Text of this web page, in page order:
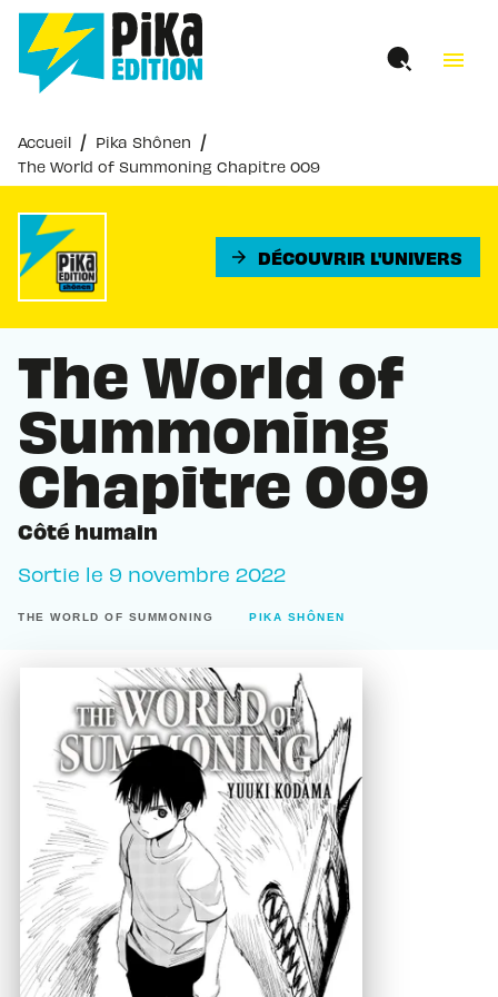
MENU RECHERCHE
PIED DE PAGE
menu
Accueil / Pika Shônen /
The World of Summoning Chapitre 009
arrow_forward DÉCOUVRIR L'UNIVERS
The World of
Summoning
Chapitre 009
Côté humain
Sortie le 9 novembre 2022
THE WORLD OF SUMMONING PIKA SHÔNEN